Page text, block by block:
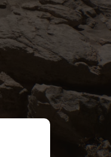
Udostępnij